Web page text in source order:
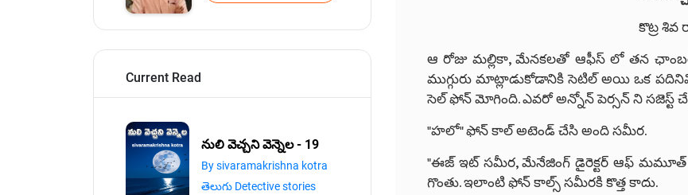
Current Read
నులి వెచ్చని వెన్నెల - 19
By sivaramakrishna kotra
తెలుగు Detective stories
కొట్ర శివ
ఆ రోజు మల్లికా, మేనకలతో ఆఫీస్ లో తన
ముగ్గురు మాట్లాడుకోడానికి సెటిల్ అయి ఒక
సెల్ ఫోన్ మోగింది. ఎవరో అన్నోన్ పెర్సన్ ని సజెస్ట్
"హలో" ఫోన్ కాల్ అటెండ్ చేసి అంది సమీర.
"ఈజ్ ఇట్ సమీర, మేనేజింగ్ డైరెక్టర్ ఆఫ్ మమూత్
గొంతు. ఇలాంటి ఫోన్ కాల్స్ సమీరకి కొత్త కాదు.